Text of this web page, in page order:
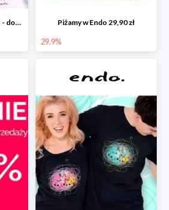
Tylko dla maluszka w Endo - dodatkowe -20% Piżamy w Endo 29,90 zł
29.9%